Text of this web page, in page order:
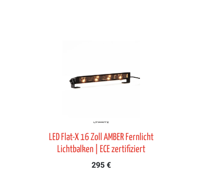
LED Flat-X 16 Zoll AMBER Fernlicht
Lichtbalken | ECE zertifiziert
295 €